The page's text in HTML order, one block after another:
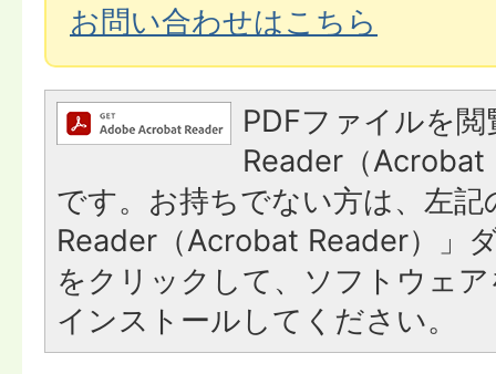
お問い合わせはこちら
PDFファイルを
Reader（Acrobat
です。お持ちでない方は、左
Reader（Acrobat Reader）」
をクリックして、ソフトウェ
インストールしてください。